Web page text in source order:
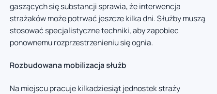
gaszących się substancji sprawia, że interwencja
strażaków może potrwać jeszcze kilka dni. Służby muszą
stosować specjalistyczne techniki, aby zapobiec
ponownemu rozprzestrzenieniu się ognia.
Rozbudowana mobilizacja służb
Na miejscu pracuje kilkadziesiąt jednostek straży